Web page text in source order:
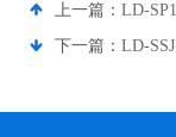
上一篇： LD-
下一篇： LD-